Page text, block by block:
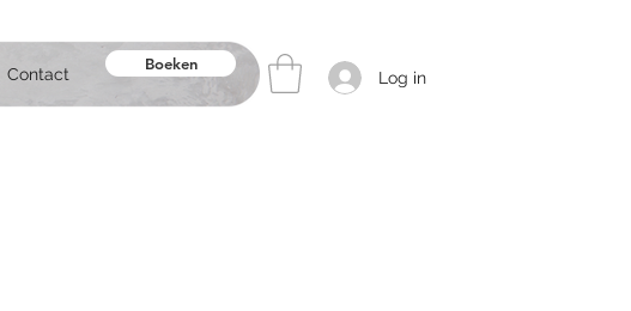
Contact
Boeken
Log in